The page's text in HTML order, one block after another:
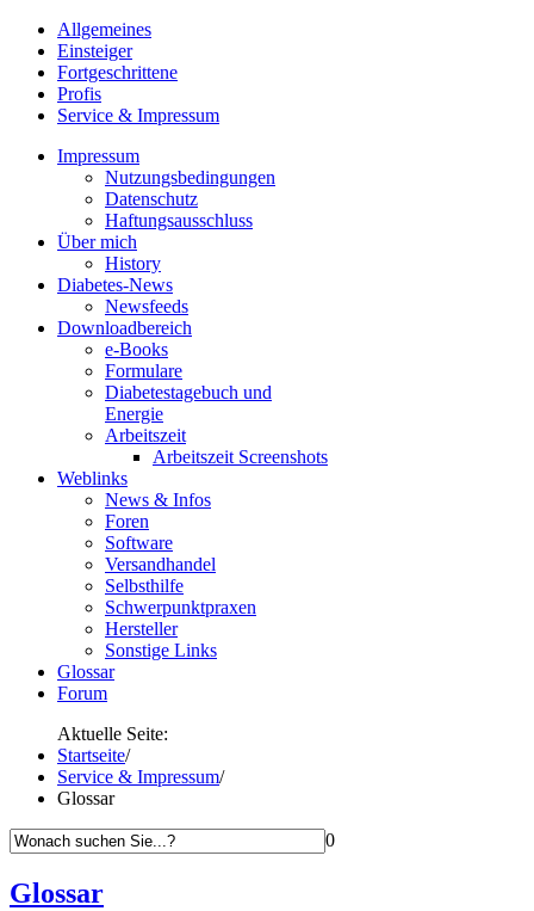
Allgemeines
Einsteiger
Fortgeschrittene
Profis
Service & Impressum
Impressum
Nutzungsbedingungen
Datenschutz
Haftungsausschluss
Über mich
History
Diabetes-News
Newsfeeds
Downloadbereich
e-Books
Formulare
Diabetestagebuch und
Energie
Arbeitszeit
Arbeitszeit Screenshots
Weblinks
News & Infos
Foren
Software
Versandhandel
Selbsthilfe
Schwerpunktpraxen
Hersteller
Sonstige Links
Glossar
Forum
Aktuelle Seite:
Startseite/
Service & Impressum/
Glossar
0
Glossar